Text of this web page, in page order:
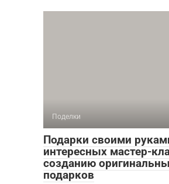
Поделки
Подарки своими
интересных мастер-
созданию
подарков